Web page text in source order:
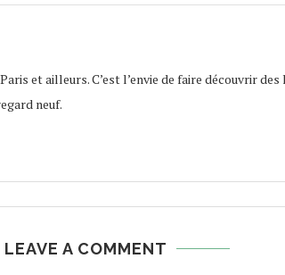
et ailleurs. C’est l’envie de faire découvrir
neuf.
LEAVE A COMMENT